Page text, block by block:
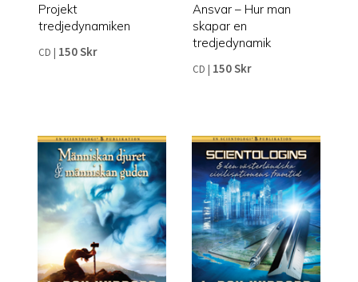
Projekt
tredjedynamiken
CD | 150 Skr
Ansvar – Hur man
skapar en
tredjedynamik
CD | 150 Skr